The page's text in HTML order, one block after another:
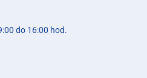
do 16:00 hod.